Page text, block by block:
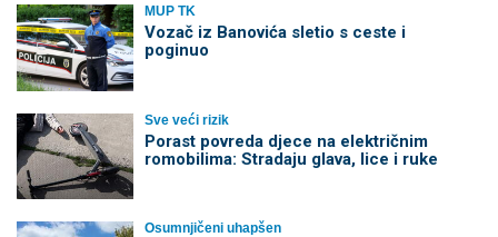
MUP TK
Vozač iz Banovića sletio s ceste i
poginuo
Sve veći rizik
Porast povreda djece na električnim
romobilima: Stradaju glava, lice i ruke
Osumnjičeni uhapšen